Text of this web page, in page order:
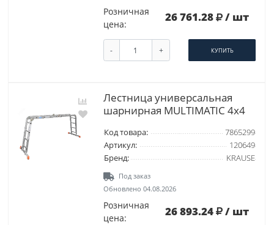
Розничная
цена:
26 761.28 / шт
- + КУПИТЬ
Лестница универсальная
шарнирная MULTIMATIC 4х4
Код товара:
7865299
Артикул:
120649
Бренд:
KRAUSE
Под заказ
Обновлено 04.08.2026
Розничная
цена:
26 893.24 / шт